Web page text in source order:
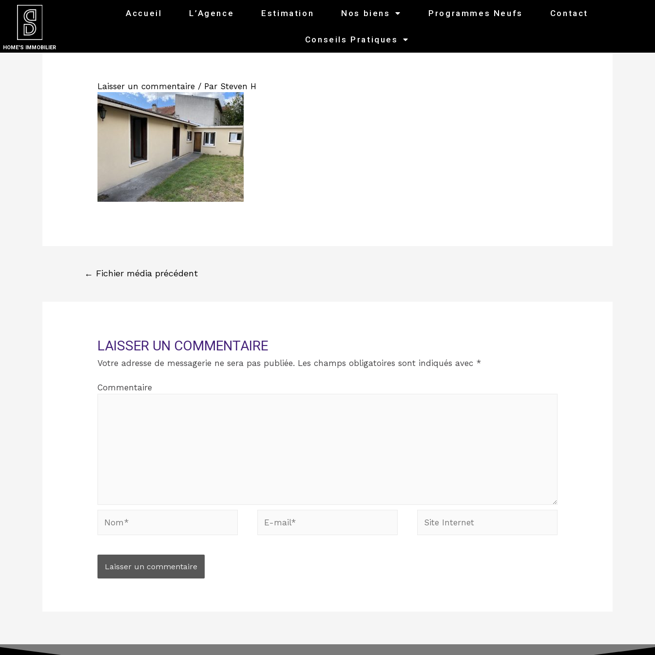
HOME'S IMMOBILIER
Accueil L’Agence Estimation Nos biens Programmes Neufs Contact
Conseils Pratiques
Laisser un commentaire / Par Steven H
← Fichier média précédent
LAISSER UN COMMENTAIRE
Votre adresse de messagerie ne sera pas publiée. Les champs obligatoires sont indiqués avec *
Commentaire